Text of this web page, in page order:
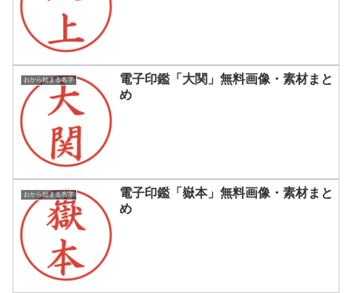
おから始まる名字
電子印鑑「大関」無料画像・素材まと
め
おから始まる名字
電子印鑑「嶽本」無料画像・素材まと
め